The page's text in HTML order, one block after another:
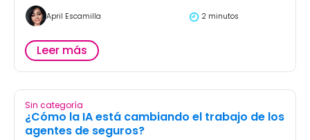
April Escamilla 2 minutos
Leer más
Sin categoría
¿Cómo la IA está cambiando el trabajo de los
agentes de seguros?